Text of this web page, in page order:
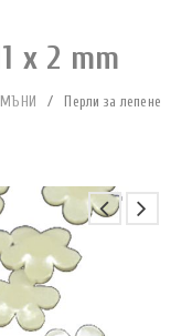
x 2 mm
/
Перли за лепене